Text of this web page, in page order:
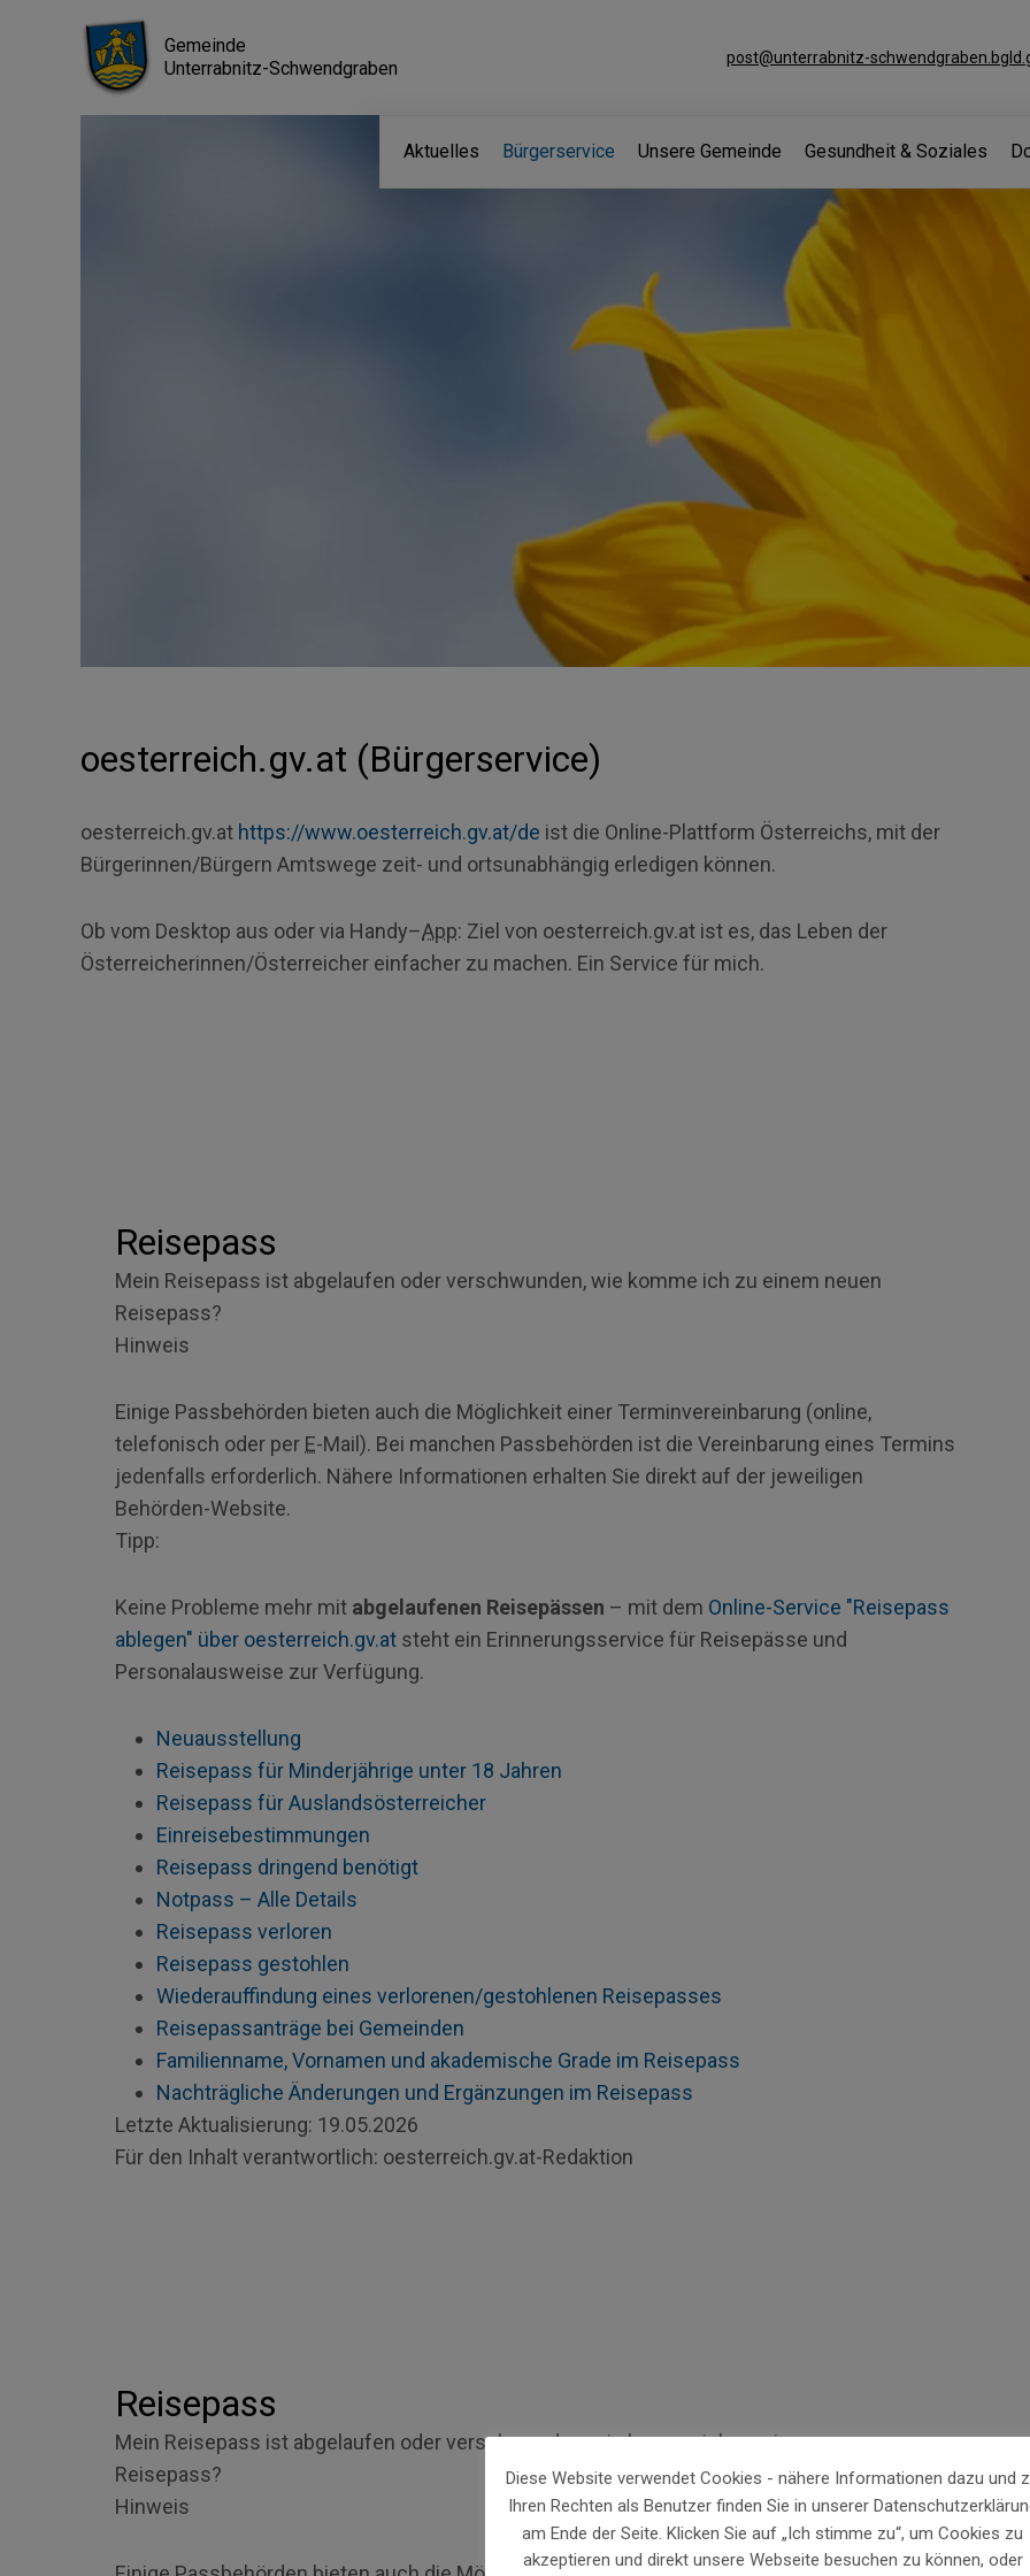
Gemeinde
Unterrabnitz-Schwendgraben
post@unterrabnitz-
Aktuelles Bürgerservice Unsere Gemeinde Gesundheit & Soziales
oesterreich.gv.at (Bürgerservice)
oesterreich.gv.at https://www.oesterreich.gv.at/de ist die Online-Plattform Österreichs, mit der
Bürgerinnen/Bürgern Amtswege zeit- und ortsunabhängig erledigen können.
Ob vom Desktop aus oder via Handy–App: Ziel von oesterreich.gv.at ist es, das Leben der
Österreicherinnen/Österreicher einfacher zu machen. Ein Service für mich.
Reisepass
Mein Reisepass ist abgelaufen oder verschwunden, wie komme ich zu einem neuen
Reisepass?
Hinweis
Einige Passbehörden bieten auch die Möglichkeit einer Terminvereinbarung (online,
telefonisch oder per E-Mail). Bei manchen Passbehörden ist die Vereinbarung eines Termins
jedenfalls erforderlich. Nähere Informationen erhalten Sie direkt auf der jeweiligen
Behörden-Website.
Tipp:
Keine Probleme mehr mit abgelaufenen Reisepässen – mit dem Online-Service "Reisepass
ablegen" über oesterreich.gv.at steht ein Erinnerungsservice für Reisepässe und
Personalausweise zur Verfügung.
Neuausstellung
Reisepass für Minderjährige unter 18 Jahren
Reisepass für Auslandsösterreicher
Einreisebestimmungen
Reisepass dringend benötigt
Notpass – Alle Details
Reisepass verloren
Reisepass gestohlen
Wiederauffindung eines verlorenen/gestohlenen Reisepasses
Reisepassanträge bei Gemeinden
Familienname, Vornamen und akademische Grade im Reisepass
Nachträgliche Änderungen und Ergänzungen im Reisepass
Letzte Aktualisierung: 19.05.2026
Für den Inhalt verantwortlich: oesterreich.gv.at-Redaktion
Reisepass
Mein Reisepass ist abgelaufen oder verschwunden, wie komme ich zu einem neuen
Reisepass?
Hinweis
Diese Website verwendet Cookies - nähere Informationen dazu und
Ihren Rechten als Benutzer finden Sie in unserer
am Ende der Seite. Klicken Sie auf „Ich stimme zu“, um Cookies zu
akzeptieren und direkt unsere Webseite besuchen zu können, oder